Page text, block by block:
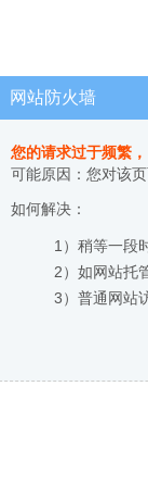
网站防火墙
您的请求过于频繁
可能原因：您对该
如何解决：
1）稍等一段
2）如网站托
3）普通网站